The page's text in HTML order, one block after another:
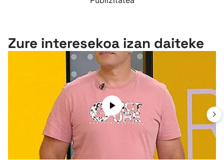
Zure interesekoa izan daiteke